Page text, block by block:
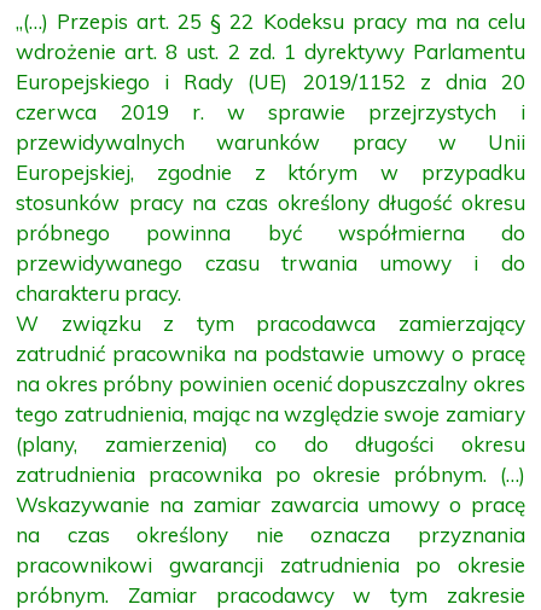
„(…) Przepis art. 25 § 22 Kodeksu pracy ma na celu
wdrożenie art. 8 ust. 2 zd. 1 dyrektywy Parlamentu
Europejskiego i Rady (UE) 2019/1152 z dnia 20
czerwca 2019 r. w sprawie przejrzystych i
przewidywalnych warunków pracy w Unii
Europejskiej, zgodnie z którym w przypadku
stosunków pracy na czas określony długość okresu
próbnego powinna być współmierna do
przewidywanego czasu trwania umowy i do
charakteru pracy.
W związku z tym pracodawca zamierzający
zatrudnić pracownika na podstawie umowy o pracę
na okres próbny powinien ocenić dopuszczalny okres
tego zatrudnienia, mając na względzie swoje zamiary
(plany, zamierzenia) co do długości okresu
zatrudnienia pracownika po okresie próbnym. (…)
Wskazywanie na zamiar zawarcia umowy o pracę
na czas określony nie oznacza przyznania
pracownikowi gwarancji zatrudnienia po okresie
próbnym. Zamiar pracodawcy w tym zakresie